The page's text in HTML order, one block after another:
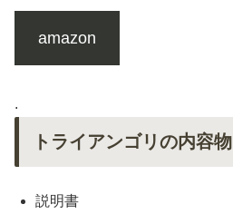
amazon
.
トライアンゴリの内容物
説明書